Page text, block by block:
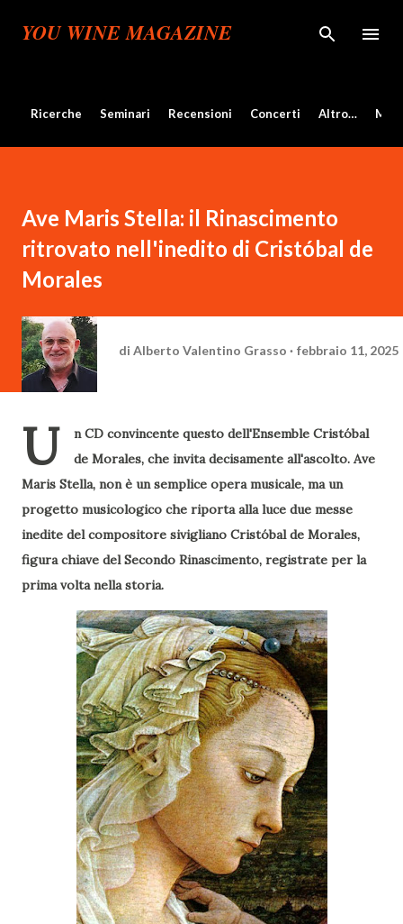
Passa ai contenuti principali
YOU WINE MAGAZINE
Ricerche Seminari Recensioni Concerti Altro…
Ave Maris Stella: il Rinascimento
ritrovato nell'inedito di Cristóbal de
Morales
di Alberto Valentino Grasso febbraio 11, 2025
U
n CD convincente questo dell'Ensemble Cristóbal
de Morales, che invita decisamente all'ascolto. Ave
Maris Stella, non è un semplice opera musicale, ma un
progetto musicologico che riporta alla luce due messe
inedite del compositore sivigliano Cristóbal de Morales,
figura chiave del Secondo Rinascimento, registrate per la
prima volta nella storia.